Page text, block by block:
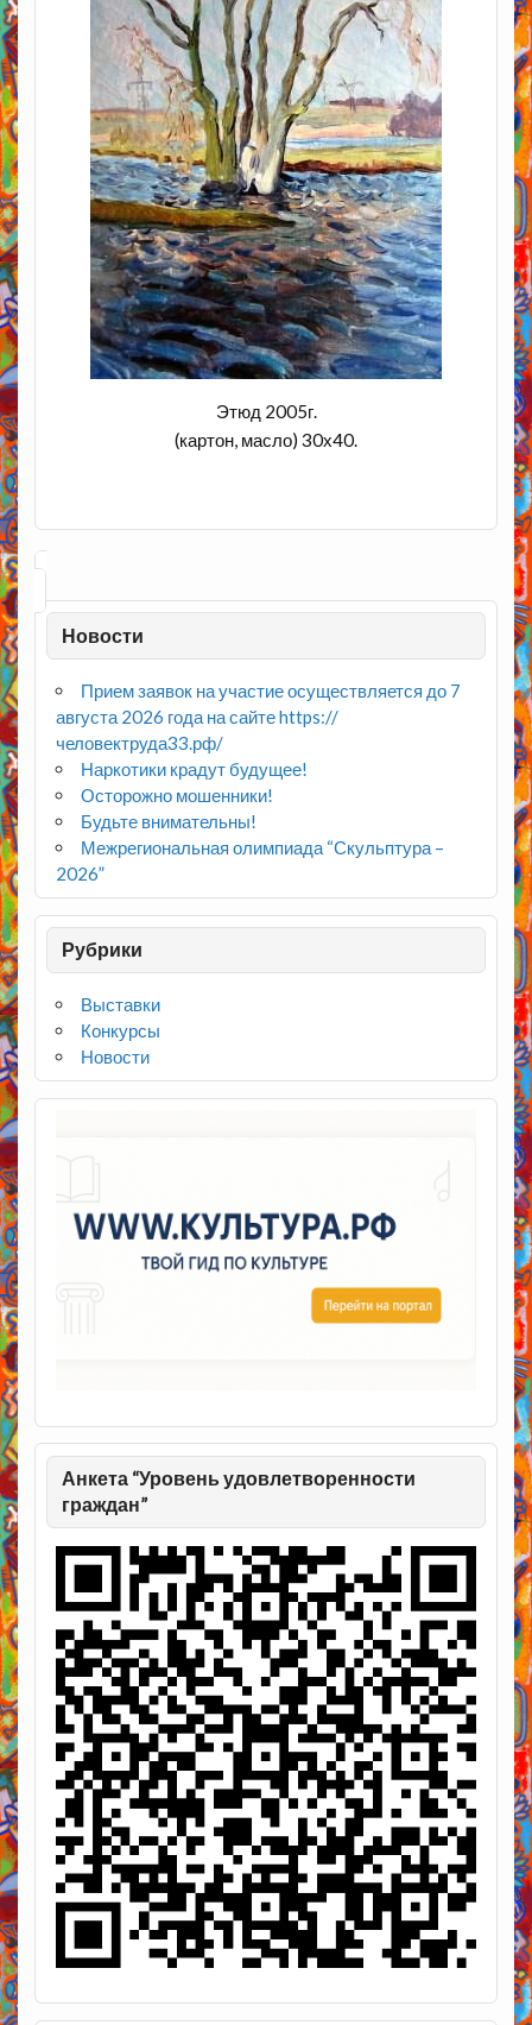
Этюд 2005г.
(картон, масло) 30х40.
Новости
Прием заявок на участие осуществляется до 7
августа 2026 года на сайте https://
человектруда33.рф/
Наркотики крадут будущее!
Осторожно мошенники!
Будьте внимательны!
Межрегиональная олимпиада “Скульптура –
2026”
Рубрики
Выставки
Конкурсы
Новости
Анкета “Уровень удовлетворенности
граждан”